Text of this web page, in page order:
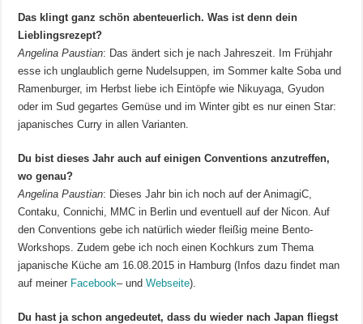
Das klingt ganz schön abenteuerlich. Was ist denn dein
Lieblingsrezept?
Angelina Paustian: Das ändert sich je nach Jahreszeit. Im Frühjahr
esse ich unglaublich gerne Nudelsuppen, im Sommer kalte Soba und
Ramenburger, im Herbst liebe ich Eintöpfe wie Nikuyaga, Gyudon
oder im Sud gegartes Gemüse und im Winter gibt es nur einen Star:
japanisches Curry in allen Varianten.
Du bist dieses Jahr auch auf einigen Conventions anzutreffen,
wo genau?
Angelina Paustian: Dieses Jahr bin ich noch auf der AnimagiC,
Contaku, Connichi, MMC in Berlin und eventuell auf der Nicon. Auf
den Conventions gebe ich natürlich wieder fleißig meine Bento-
Workshops. Zudem gebe ich noch einen Kochkurs zum Thema
japanische Küche am 16.08.2015 in Hamburg (Infos dazu findet man
auf meiner Facebook– undWebseite).
Du hast ja schon angedeutet, dass du wieder nach Japan fliegst